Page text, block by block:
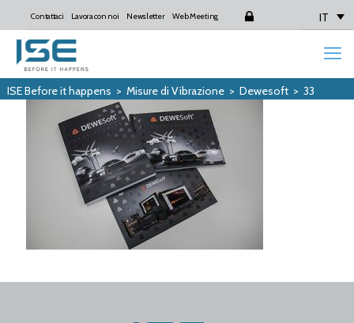
Contattaci Lavora con noi Newsletter Web Meeting IT
ISE Before it happens > Misure di Vibrazione> Dewesoft> 33